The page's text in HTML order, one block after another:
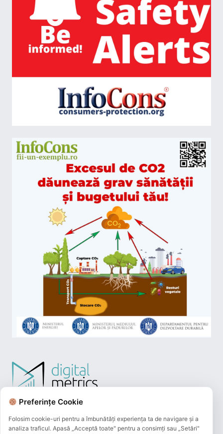
Preferințe Cookie
Folosim cookie-uri pentru a îmbunătăți experiența ta de navigare și a
analiza traficul. Apasă „Acceptă toate" pentru a consimți sau „Setări"